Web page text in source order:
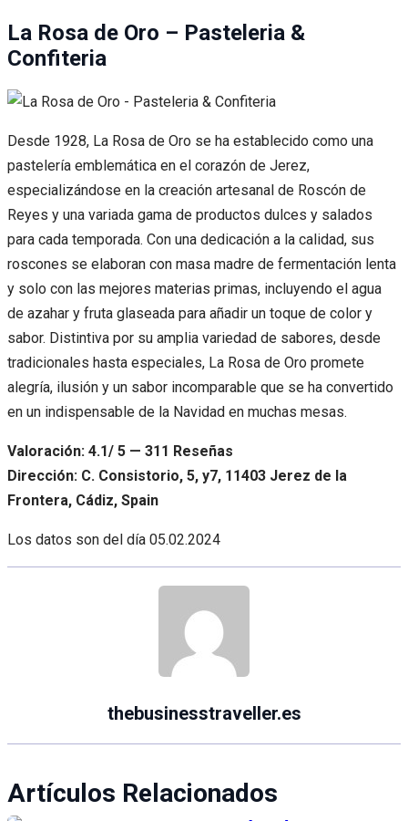
La Rosa de Oro – Pasteleria &
Confiteria
Desde 1928, La Rosa de Oro se ha establecido como una
pastelería emblemática en el corazón de Jerez,
especializándose en la creación artesanal de Roscón de
Reyes y una variada gama de productos dulces y salados
para cada temporada. Con una dedicación a la calidad, sus
roscones se elaboran con masa madre de fermentación lenta
y solo con las mejores materias primas, incluyendo el agua
de azahar y fruta glaseada para añadir un toque de color y
sabor. Distintiva por su amplia variedad de sabores, desde
tradicionales hasta especiales, La Rosa de Oro promete
alegría, ilusión y un sabor incomparable que se ha convertido
en un indispensable de la Navidad en muchas mesas.
Valoración: 4.1/ 5 — 311 Reseñas
Dirección: C. Consistorio, 5, y7, 11403 Jerez de la
Frontera, Cádiz, Spain
Los datos son del día 05.02.2024
thebusinesstraveller.es
Artículos Relacionados